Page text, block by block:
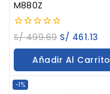
M880Z
0
out
of
S/499.69 S/ 461.13
Añadir Al Carrito
-1%